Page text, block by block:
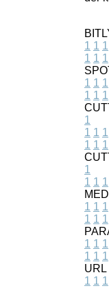
1 1 1
1 1 1
1 1 1
1 1 1
1
1 1 1
1 1 1
1
1 1 1
1 1 1
1 1 1
1 1 1
1 1 1
URL
1 1 1